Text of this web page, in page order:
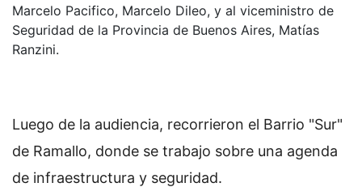
Marcelo Pacifico, Marcelo Dileo, y al viceministro de
Seguridad de la Provincia de Buenos Aires, Matías
Ranzini.
Luego de la audiencia, recorrieron el Barrio "Sur"
de Ramallo, donde se trabajo sobre una agenda
de infraestructura y seguridad.